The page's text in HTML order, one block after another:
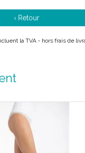
‹ Retour
la TVA - hors frais de